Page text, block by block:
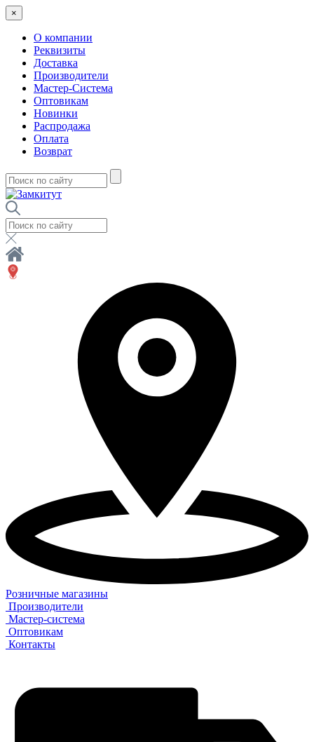
×
О компании
Реквизиты
Доставка
Производители
Мастер-Система
Оптовикам
Новинки
Распродажа
Оплата
Возврат
Розничные магазины
Производители
Мастер-система
Оптовикам
Контакты